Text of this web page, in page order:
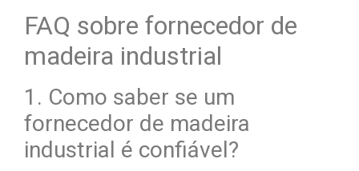
FAQ sobre fornecedor de
madeira industrial
1. Como saber se um
fornecedor de madeira
industrial é confiável?